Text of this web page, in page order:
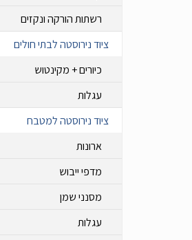
רשתות הורקה ונקזים
ציוד נירוסטה לבתי חולים
כיורים + מקינטוש
עגלות
ציוד נירוסטה למטבח
ארונות
מדפי ייבוש
מסנני שמן
עגלות